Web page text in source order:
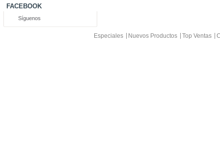
FACEBOOK
Síguenos
Especiales Nuevos Productos Top Ventas